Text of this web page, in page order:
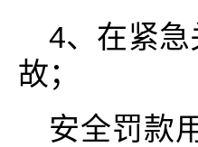
4、在紧
故；
安全罚款